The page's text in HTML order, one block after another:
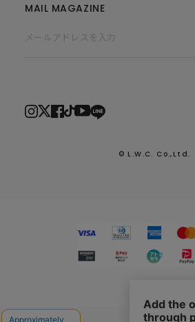
MAIL MAGAZINE
© L.W.C. Co.,Ltd.